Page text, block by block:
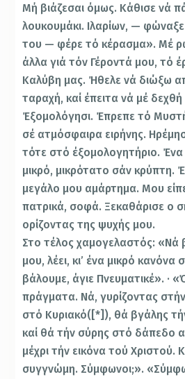
Μή βιάζεσαι όμως. Κάθισε νά
λουκουμάκι. Ιλαρίων, —
του — φέρε τό κέρασμα». Μέ
άλλα γιά τόν Γέροντά μου, τό
Καλύβη μας. Ήθε­λε νά διώξω
ταραχή, καί έπειτα νά μέ
Έξομολόγησι. Έπρεπε τό
σέ ατμόσφαιρα ειρήνης.
τότε στό έξομολογητήριο.
μι­κρό, μικρότατο σάν κρύπτη.
μεγάλο μου αμάρτημα. Μου
πατρικά, σοφά. Ξε­καθάρισε ο
ορίζοντας της ψυχής μου.
Στο τέλος χαμογελαστός: «Νά
μου, λέει, κι’ ένα μικρό
βάλουμε, άγιε Πνευματικέ». ·
πράγματα. Νά, γυρί­ζοντας
στό Κυριακό([*]), θά βγάλης
καί θά τήν σύρης στό δάπεδο
μέχρι τήν εικόνα τού Χριστού.
συγγνώμη. Σύμφωνοι;».